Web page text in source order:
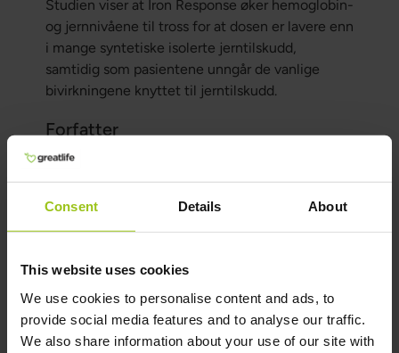
Consent Details About
This website uses cookies
We use cookies to personalise content and ads, to
provide social media features and to analyse our traffic.
We also share information about your use of our site with
Studien viser at Iron Response øker hemoglobin-
og jernnivåene til tross for at dosen er lavere enn
i mange syntetiske isolerte jerntilskudd,
samtidig som pasientene unngår de vanlige
bivirkningene knyttet til jerntilskudd.
Forfatter
Greatlife.no ,
Best på helse
Teresa Husén, Funksjonell Medisinsk
Oppdatert:
16 Juni 2026